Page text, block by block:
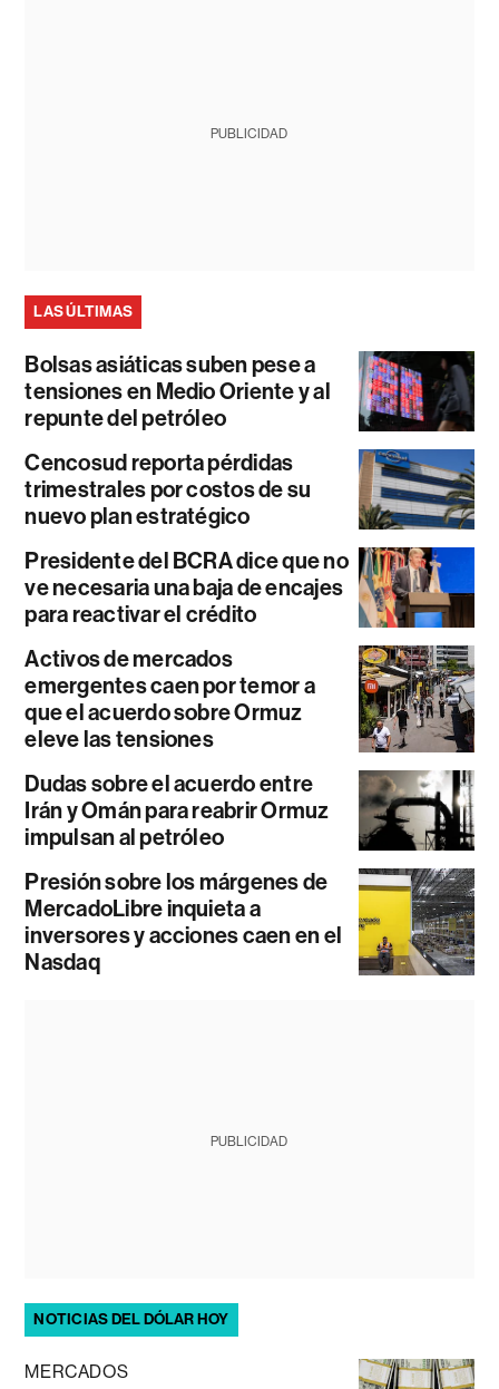
PUBLICIDAD
LAS ÚLTIMAS
Bolsas asiáticas suben pese a
tensiones en Medio Oriente y al
repunte del petróleo
Cencosud reporta pérdidas
trimestrales por costos de su
nuevo plan estratégico
Presidente del BCRA dice que no
ve necesaria una baja de encajes
para reactivar el crédito
Activos de mercados
emergentes caen por temor a
que el acuerdo sobre Ormuz
eleve las tensiones
Dudas sobre el acuerdo entre
Irán y Omán para reabrir Ormuz
impulsan al petróleo
Presión sobre los márgenes de
MercadoLibre inquieta a
inversores y acciones caen en el
Nasdaq
PUBLICIDAD
NOTICIAS DEL DÓLAR HOY
MERCADOS